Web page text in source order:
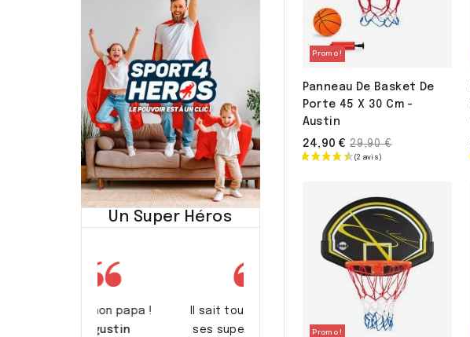
Un Super Héros
Il sait tout faire avec
ses supers pouvoirs.
Promo !
Panneau De Basket De
Porte 45 X 30 Cm -
Austin
24,90 € Prix
de
29,90 €
Promo !